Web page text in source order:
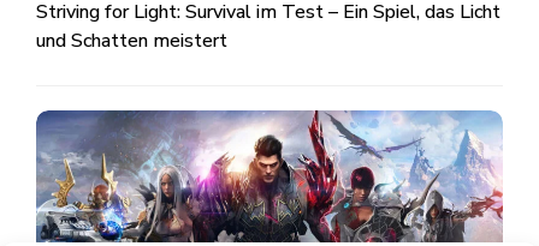
Striving for Light: Survival im Test – Ein Spiel, das Licht
und Schatten meistert